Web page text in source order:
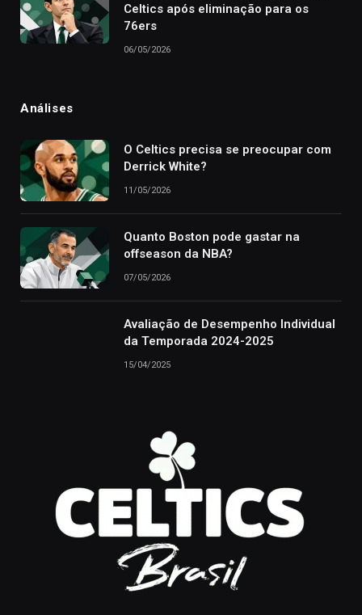
Celtics após eliminação para os
76ers
06/05/2026
Análises
O Celtics precisa se preocupar com
Derrick White?
11/05/2026
Quanto Boston pode gastar na
offseason da NBA?
07/05/2026
Avaliação de Desempenho Individual
da Temporada 2024-2025
15/04/2025